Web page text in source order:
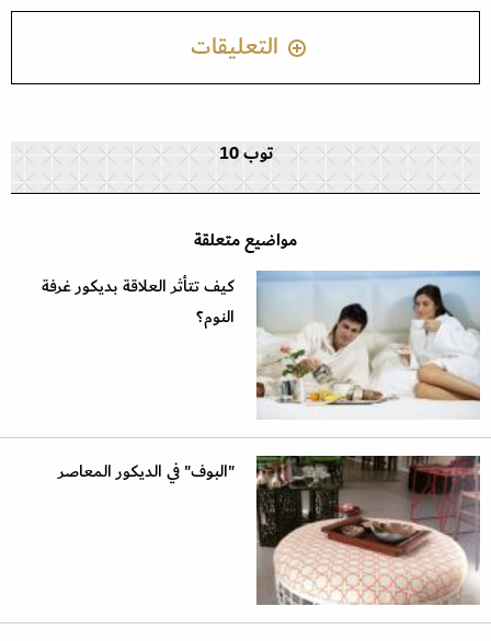
التعليقات
توب 10
مواضيع متعلقة
كيف تتأثر العلاقة بديكور غرفة
النوم؟
"البوف" في الديكور المعاصر